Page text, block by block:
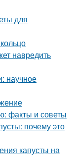
для
навредить
научное
факты и советы
почему это
капусты на